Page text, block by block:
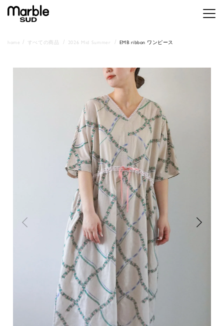
メニ
home すべての商品 2026 Mid Summer EMB ribbon ワンピース